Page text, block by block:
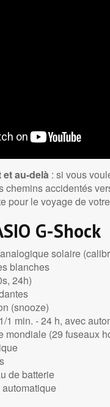
et au-delà: si vous
chemins accidentés
pour le voyage de
G-Shock
solaire
blanches
24h)
(snooze)
1 min. - 24 h, avec
mondiale (29 fuseaux
de batterie